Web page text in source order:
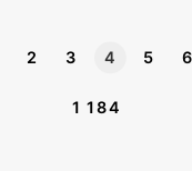
2 3 4 5 6
1 184